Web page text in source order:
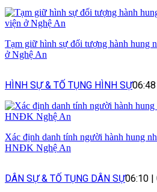
Tạm giữ hình sự đối tượng hành hung
ở Nghệ An
HÌNH SỰ & TỐ TỤNG HÌNH SỰ06:48
Xác định danh tính người hành hung
HNĐK Nghệ An
DÂN SỰ & TỐ TỤNG DÂN SỰ06:10 |